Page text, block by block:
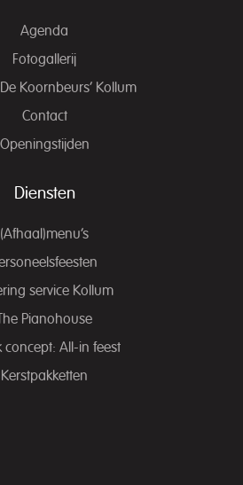
Agenda
Fotogallerij
Koornbeurs’ Kollum
Contact
Openingstijden
Diensten
(Afhaal)menu’s
service Kollum
The Pianohouse
concept: All-in feest
Kerstpakketten